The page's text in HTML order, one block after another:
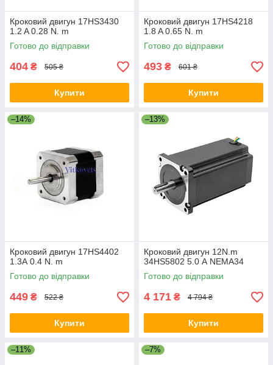
Кроковий двигун 17HS3430
1.2 A 0.28 N. m
Готово до відправки
404 ₴ 505 ₴
Купити
Кроковий двигун 17HS4218
1.8 A 0.65 N. m
Готово до відправки
493 ₴ 601 ₴
Купити
–14%
Кроковий двигун 17HS4402
1.3А 0.4 N. m
Готово до відправки
449 ₴ 522 ₴
Купити
–13%
Кроковий двигун 12N.m
34HS5802 5.0 А NEMA34
Готово до відправки
4 171 ₴ 4 794 ₴
Купити
–11% –7%